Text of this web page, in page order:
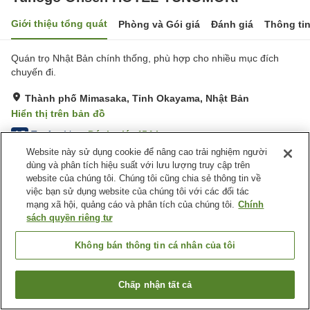
Giới thiệu tổng quát Phòng và Gói giá Đánh giá Thông
Quán trọ Nhật Bản chính thống, phù hợp cho nhiều mục đích
chuyến đi.
Thành phố Mimasaka, Tỉnh Okayama, Nhật Bản
Hiển thị trên bản đồ
4.5 Tuyệt vời Đánh giá:454lượt
Tiện nghi chỗ nghỉ
Bãi đỗ xe
Spa / Salon
Lounge
Cafe
Nhật Bản Tỉnh Okayama
Thành phố Mimasaka
Yunogo Onsen Hotel Yunomori Bishunkaku
Tìm phòng trống
Website này sử dụng cookie để nâng cao trải nghiệm người
dùng và phân tích hiệu suất với lưu lượng truy cập trên
website của chúng tôi. Chúng tôi cũng chia sẻ thông tin về
việc bạn sử dụng website của chúng tôi với các đối tác
mạng xã hội, quảng cáo và phân tích của chúng tôi. Chính
sách quyền riêng tư
Không bán thông tin cá nhân của tôi
Chấp nhận tất cả